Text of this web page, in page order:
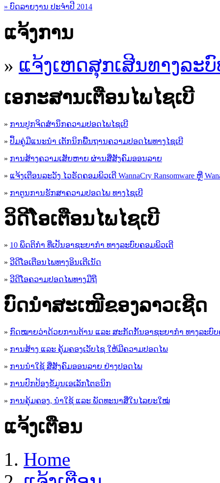
» ບົດລາຍງານ ປະຈຳປີ 2014
ແຈ້ງການ
» ແຈ້ງເຫດສຸກເສີນທາງລະ
ເອ​ກະ​ສານເຕືອນໄພໄຊເບີ
» ການປູກຈິດສໍານຶກຄວາມປອດໄພໄຊເບີ
» ປຶ້ມຄູ່ມືແນະນໍາ ເຕັກນິກພື້ນຖານຄວາມປອດໄພທາງໄຊເບີ
» ການສ້າງຄວາມເສັຍຫາຍ ຜ່ານສື່ສັງຄົມອອນລາຍ
» ແຈ້ງເຕືອນລະວັງ ໄວຣັດຄອມພິວເຕີ WannaCry Ransomware ຫຼື
» ກາຕູນການຮັກສາຄວາມປອດໄພ ທາງໄຊເບີ
ວິດີໂອເຕືອນໄພໄຊເບີ
» 10 ພຶດຕິກໍາ ທີ່ເປັນອາຊະຍາກໍາ ທາງລະບົບຄອມພິວເຕີ
» ວີດີໂອເຕືອນໄພທາງອິນເຕີເນັດ
» ວ​ີ​ດີ​ໂອ​ຄວາມ​ປອດ​ໄພ​ທາງ​ມື​ຖື
ບົດນຳສະເໜີຂອງລາວເຊີດ
» ກົດໝາຍວ່າດ້ວຍການຕ້ານ ແລະ ສະກັດກັ້ນອາຊະຍາກຳ ທາງລະບົບ
» ການສ້າງ ແລະ ຄຸ້ມຄອງເວັບໄຊ ໃຫ້ມີຄວາມປອດໄພ
» ການນຳໃຊ້ ສື່ສັງຄົມອອນລາຍ ຢ່າງປອດໄພ
» ການ​ປົກ​ປ້ອງ​ຂໍ້​ມູນ​ເອ​ເລັກ​ໂຕ​ຣ​ນິກ
» ການຄຸ້ມຄອງ, ນໍາໃຊ້ ແລະ ພັດທະນາສື່ໃນໄລຍະໃໝ່
ແຈ້ງເຕືອນ
Home